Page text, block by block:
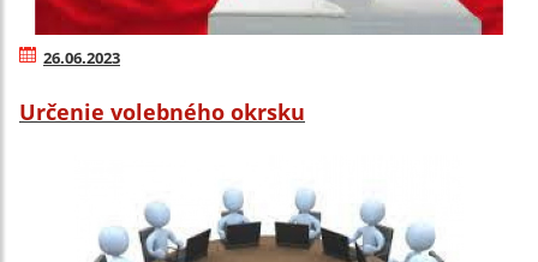
26.06.2023
Určenie volebného okrsku